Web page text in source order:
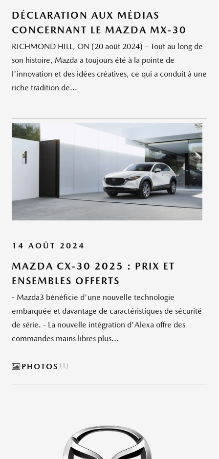
DÉCLARATION AUX MÉDIAS
CONCERNANT LE MAZDA MX-30
RICHMOND HILL, ON (20 août 2024) – Tout au long de
son histoire, Mazda a toujours été à la pointe de
l'innovation et des idées créatives, ce qui a conduit à une
riche tradition de...
14 AOÛT 2024
MAZDA CX-30 2025 : PRIX ET
ENSEMBLES OFFERTS
- Mazda3 bénéficie d'une nouvelle technologie
embarquée et davantage de caractéristiques de sécurité
de série. - La nouvelle intégration d'Alexa offre des
commandes mains libres plus...
PHOTOS 1